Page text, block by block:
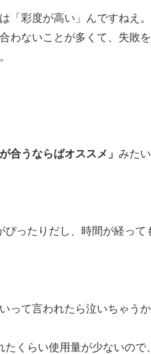
「彩度が高い」んですねえ。
わないことが多くて、失敗
合うならばオススメ」 みた
ったりだし、時間が経って
って言われたら泣いちゃう
くらい使用量が少ないので